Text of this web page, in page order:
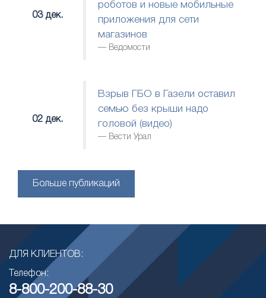
03 дек.
роботов и новые мобильные
приложения для сети
магазинов
Ведомости
02 дек.
Взрыв ГБО в Газели оставил
семью без крыши надо
головой (видео)
Вести Урал
Больше публикаций
ДЛЯ КЛИЕНТОВ:
Телефон:
8-800-200-88-30